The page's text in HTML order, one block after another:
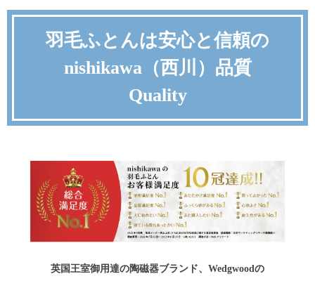
羽毛ふとんは安心と信頼の
nishikawa（西川）品質
Quality
英国王室御用達の陶磁器ブランド、Wedgwoodの